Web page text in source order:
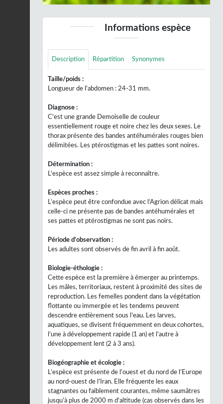
Informations espèce
Description Répartition Synonymes
Taille/poids :
Longueur de l'abdomen : 24-31 mm.
Diagnose :
C'est une grande Demoiselle de couleur
essentiellement rouge et noire chez les deux sexes. Le
thorax présente des bandes antéhumérales rouges bien
délimitées. Les ptérostigmas et les pattes sont noires.
Détermination :
L'espèce est assez simple à reconnaître.
Espèces proches :
L’espèce peut être confondue avec l’Agrion délicat mais
celle-ci ne présente pas de bandes antéhumérales et
ses pattes et ptérostigmas ne sont pas noirs.
Période d’observation :
Les adultes sont observés de fin avril à fin août.
Biologie-éthologie :
Cette espèce est la première à émerger au printemps.
Les mâles, territoriaux, restent à proximité des sites de
reproduction. Les femelles pondent dans la végétation
flottante ou immergée et les tendems peuvent
descendre entièrement sous l’eau. Les larves,
aquatiques, se divisent fréquemment en deux cohortes,
l’une à développement rapide (1 an) et l’autre à
développement lent (2 à 3 ans).
Biogéographie et écologie :
L’espèce est présente de l’ouest et du nord de l’Europe
au nord-ouest de l’Iran. Elle fréquente les eaux
stagnantes ou faiblement courantes, même saumâtres
jusqu’à plus de 2000 m d’altitude (cas observés dans les